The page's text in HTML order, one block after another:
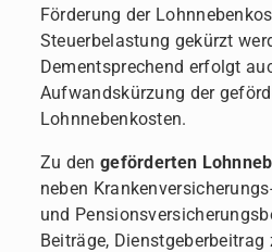
Förderung der
Steuerbelastung gekürzt
Dementsprechend erfolgt
Aufwandskürzung der
Lohnnebenkosten.
Zu den geförderten
neben
und
Beiträge, Dienstgeberbeitrag